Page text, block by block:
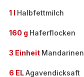
1 l Halbfettmilch
160 g Haferflocken
3 Einheit Mandarinen
6 ELAgavendicksaft